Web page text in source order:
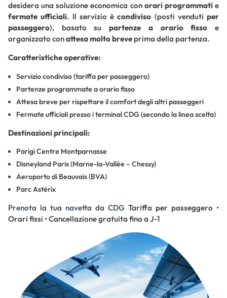
desidera una soluzione economica con orari programmatie
fermate ufficiali. Il servizio ècondiviso (posti venduti per
passeggero), basato supartenze a orario fisso e
organizzato conattesa molto breve prima della partenza.
Caratteristiche operative:
Servizio condiviso (tariffa per passeggero)
Partenze programmate a orario fisso
Attesa breve per rispettare il comfort degli altri passeggeri
Fermate ufficiali presso i terminal CDG (secondo la linea scelta)
Destinazioni principali:
Parigi Centre Montparnasse
Disneyland Paris (Marne-la-Vallée – Chessy)
Aeroporto di Beauvais (BVA)
Parc Astérix
Prenota la tua navetta da CDG Tariffa per passeggero •
Orari fissi • Cancellazione gratuita fino a J-1